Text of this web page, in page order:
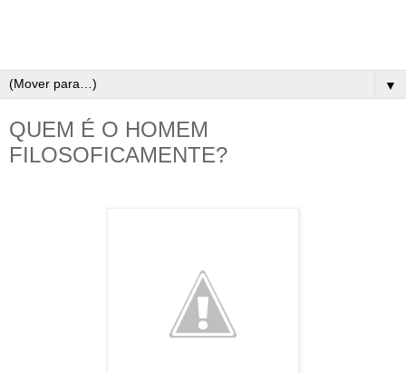
▼
QUEM É O HOMEM
FILOSOFICAMENTE?